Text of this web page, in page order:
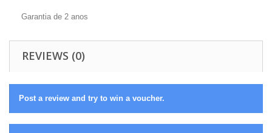
Garantia de 2 anos
REVIEWS (0)
Post a review and try to win a voucher.